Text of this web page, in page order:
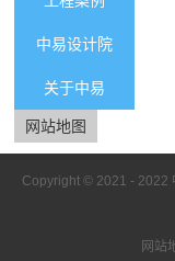
中易设计院
关于中易
网站地图
Copyright © 2021 - 2022
网站